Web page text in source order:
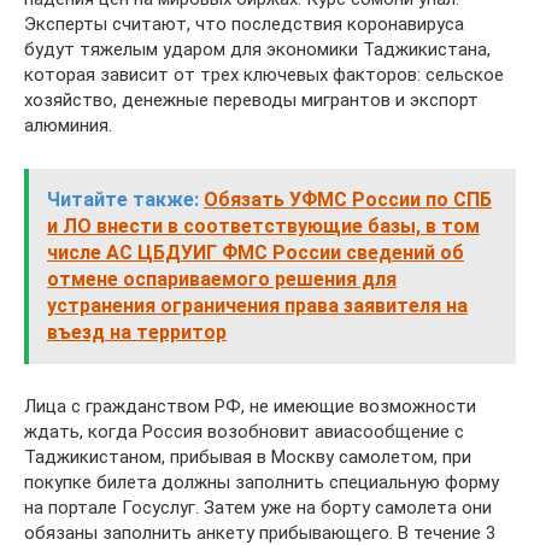
Эксперты считают, что последствия коронавируса
будут тяжелым ударом для экономики Таджикистана,
которая зависит от трех ключевых факторов: сельское
хозяйство, денежные переводы мигрантов и экспорт
алюминия.
Читайте также: Обязать УФМС России по СПБ
и ЛО внести в соответствующие базы, в том
числе АС ЦБДУИГ ФМС России сведений об
отмене оспариваемого решения для
устранения ограничения права заявителя на
въезд на территор
Лица с гражданством РФ, не имеющие возможности
ждать, когда Россия возобновит авиасообщение с
Таджикистаном, прибывая в Москву самолетом, при
покупке билета должны заполнить специальную форму
на портале Госуслуг. Затем уже на борту самолета они
обязаны заполнить анкету прибывающего. В течение 3